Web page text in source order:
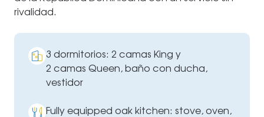
rivalidad.
3 dormitorios: 2 camas King y
2 camas Queen, baño con ducha,
vestidor
Fully equipped oak kitchen: stove, oven,